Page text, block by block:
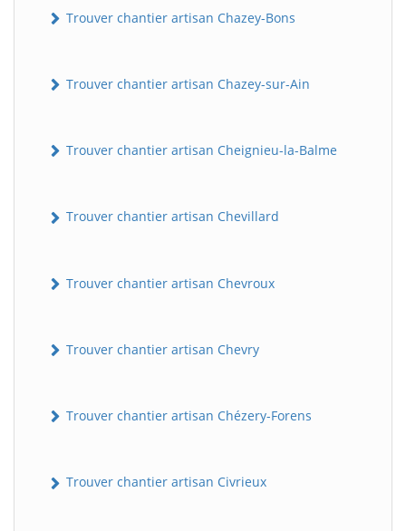
Trouver chantier artisan Chazey-Bons
Trouver chantier artisan Chazey-sur-Ain
Trouver chantier artisan Cheignieu-la-Balme
Trouver chantier artisan Chevillard
Trouver chantier artisan Chevroux
Trouver chantier artisan Chevry
Trouver chantier artisan Chézery-Forens
Trouver chantier artisan Civrieux